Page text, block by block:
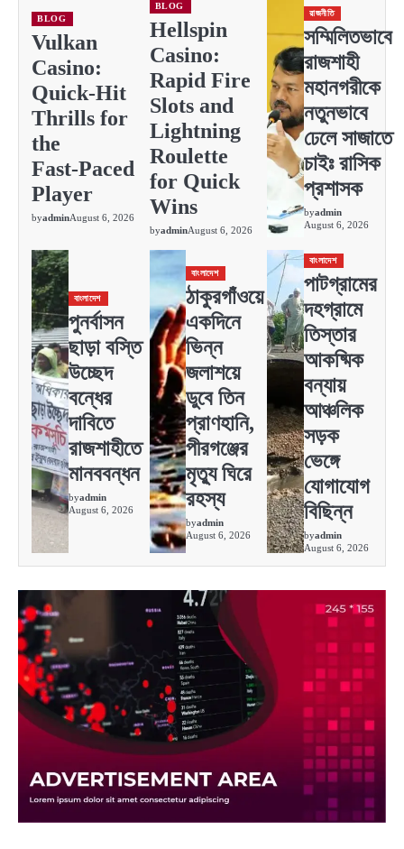
BLOG
Vulkan
Casino:
Quick‑Hit
Thrills for
the
Fast‑Paced
Player
byadminAugust 6, 2026
BLOG
Hellspin
Casino:
Rapid Fire
Slots and
Lightning
Roulette
for Quick
Wins
byadminAugust 6, 2026
রাজনীতি
সম্মিলিতভাবে
রাজশাহী
মহানগরীকে
নতুনভাবে
ঢেলে সাজাতে
চাইঃ রাসিক
প্রশাসক
byadmin
August 6, 2026
বাংলাদেশ
পুনর্বাসন
ছাড়া বস্তি
উচ্ছেদ
বন্ধের
দাবিতে
রাজশাহীতে
মানববন্ধন
byadmin
August 6, 2026
বাংলাদেশ
ঠাকুরগাঁওয়ে
একদিনে
ভিন্ন
জলাশয়ে
ডুবে তিন
প্রাণহানি,
পীরগঞ্জের
মৃত্যু ঘিরে
রহস্য
byadmin
August 6, 2026
বাংলাদেশ
পাটগ্রামের
দহগ্রামে
তিস্তার
আকষ্মিক
বন্যায়
আঞ্চলিক
সড়ক
ভেঙ্গে
যোগাযোগ
বিছিন্ন
byadmin
August 6, 2026